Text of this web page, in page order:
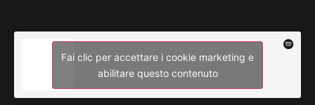
Fai clic per accettare i cookie marketing e
abilitare questo contenuto